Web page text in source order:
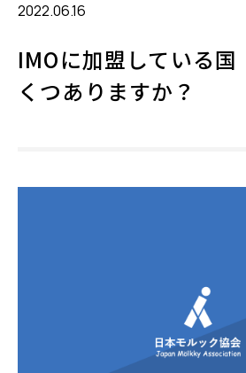
2022.06.16
IMOに加盟している国
くつありますか？